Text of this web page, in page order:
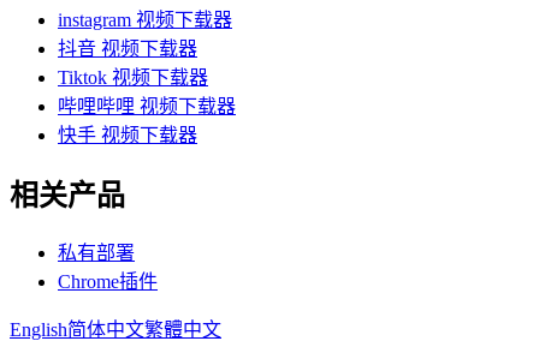
instagram 视频下载器
抖音 视频下载器
Tiktok 视频下载器
哔哩哔哩 视频下载器
快手 视频下载器
相关产品
私有部署
Chrome插件
English简体中文繁體中文